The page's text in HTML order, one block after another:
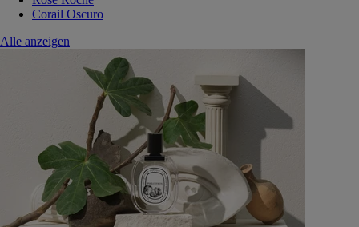
Corail Oscuro
Alle anzeigen